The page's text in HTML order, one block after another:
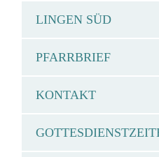
LINGEN SÜD
PFARRBRIEF
KONTAKT